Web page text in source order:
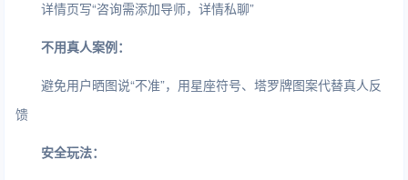
详情页写“咨询需添加导师，详情私聊”
不用真人案例：
避免用户晒图说“不准”，用星座符号、塔罗牌图案代替真人反
馈
安全玩法：